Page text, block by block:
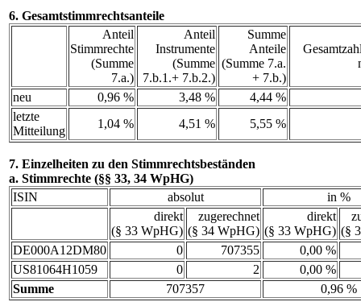
6. Gesamtstimmrechtsanteile
Anteil
Stimmrechte
(Summe
7.a.)
Anteil
Instrumente
(Summe
7.b.1.+ 7.b.2.)
Summe
Anteile
(Summe 7.a.
+ 7.b.)
neu 0,96 % 3,48 %
4,44 %
letzte
Mitteilung
1,04 % 4,51 % 5,55 %
7. Einzelheiten zu den Stimmrechtsbeständen
a. Stimmrechte (§§ 33, 34 WpHG)
ISIN
absolut
in %
direkt
(§ 33 WpHG)
zugerechnet
(§ 34 WpHG)
direkt
(§ 33 WpHG) (§
DE000A12DM80
0 707355
0,00 %
US81064H1059
0 2
0,00 %
Summe
707357 0,96 %